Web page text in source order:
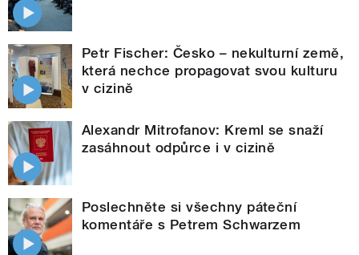
Petr Fischer: Česko – nekulturní země,
která nechce propagovat svou kulturu
v cizině
Alexandr Mitrofanov: Kreml se snaží
zasáhnout odpůrce i v cizině
Poslechněte si všechny páteční
komentáře s Petrem Schwarzem